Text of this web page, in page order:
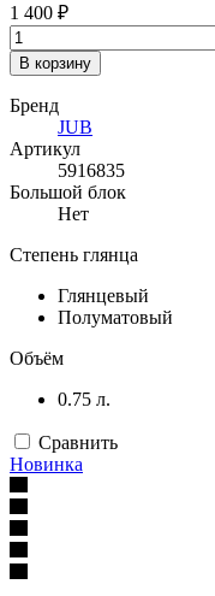
1 400 ₽
В корзину
Бренд
JUB
Артикул
5916835
Большой блок
Нет
Степень глянца
Глянцевый
Полуматовый
Объём
0.75 л.
Сравнить
Новинка